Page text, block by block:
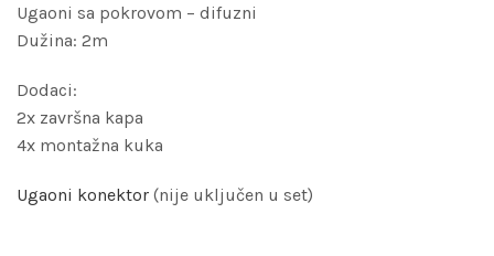
Ugaoni sa pokrovom – difuzni
Dužina: 2m
Dodaci:
2x završna kapa
4x montažna kuka
Ugaoni konektor (nije uključen u set)